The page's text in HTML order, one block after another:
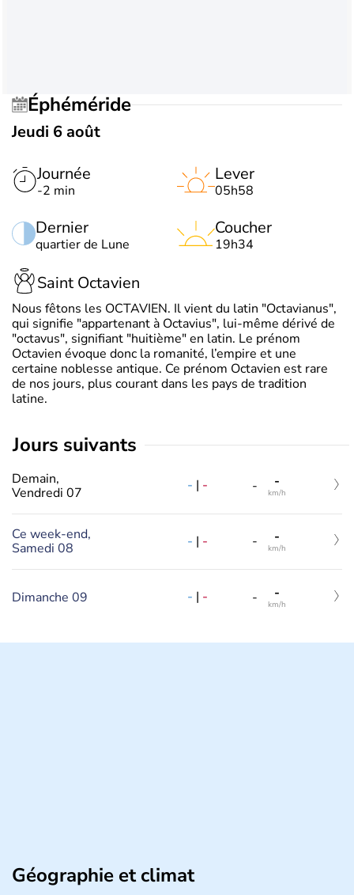
Éphéméride
Jeudi 6 août
Journée
-2 min
Dernier
quartier de Lune
Lever
05h58
Coucher
19h34
Saint Octavien
Nous fêtons les OCTAVIEN. Il vient du latin "Octavianus",
qui signifie "appartenant à Octavius", lui-même dérivé de
"octavus", signifiant "huitième" en latin. Le prénom
Octavien évoque donc la romanité, l’empire et une
certaine noblesse antique. Ce prénom Octavien est rare
de nos jours, plus courant dans les pays de tradition
latine.
jours suivants
Demain,
Vendredi 07
- | - - -
km/h
Ce week-end,
Samedi 08
- | - - -
km/h
Dimanche 09 - | - - -
km/h
Géographie et climat